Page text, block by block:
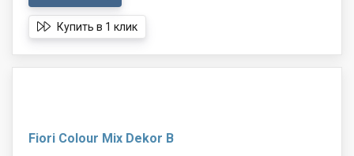
Купить в 1 клик
Fiori Colour Mix Dekor B